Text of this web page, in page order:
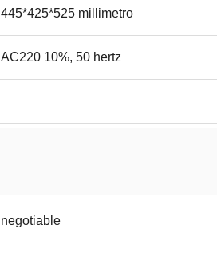
445*425*525 millimetro
AC220 10%, 50 hertz
negotiable